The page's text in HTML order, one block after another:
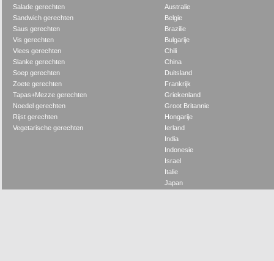
Salade gerechten
Sandwich gerechten
Saus gerechten
Vis gerechten
Vlees gerechten
Slanke gerechten
Soep gerechten
Zoete gerechten
Tapas+Mezze gerechten
Noedel gerechten
Rijst gerechten
Vegetarische gerechten
Australie
Belgie
Brazilie
Bulgarije
Chili
China
Duitsland
Frankrijk
Griekenland
Groot Britannie
Hongarije
Ierland
India
Indonesie
Israel
Italie
Japan